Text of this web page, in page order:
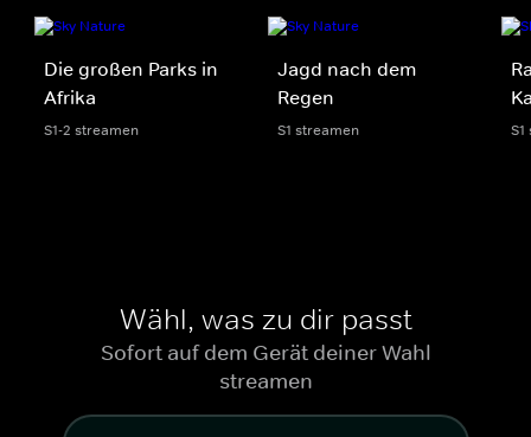
Die großen Parks in
Afrika
S1-2 streamen
Jagd nach dem
Regen
S1 streamen
Wähl, was zu dir passt
Sofort auf dem Gerät deiner Wahl
streamen